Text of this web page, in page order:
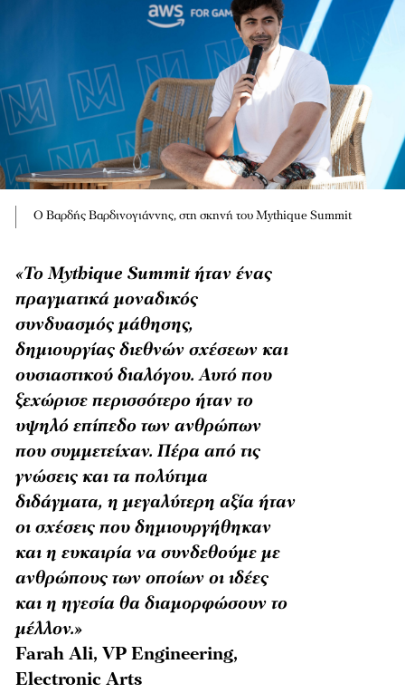
Ο Βαρδής Βαρδινογιάννης, στη σκηνή του Mythique Summit
«Το Mythique Summit ήταν ένας
πραγματικά μοναδικός
συνδυασμός μάθησης,
δημιουργίας διεθνών σχέσεων και
ουσιαστικού διαλόγου. Αυτό που
ξεχώρισε περισσότερο ήταν το
υψηλό επίπεδο των ανθρώπων
που συμμετείχαν. Πέρα από τις
γνώσεις και τα πολύτιμα
διδάγματα, η μεγαλύτερη αξία ήταν
οι σχέσεις που δημιουργήθηκαν
και η ευκαιρία να συνδεθούμε με
ανθρώπους των οποίων οι ιδέες
και η ηγεσία θα διαμορφώσουν το
μέλλον.»
Farah Ali, VP Engineering,
Electronic Arts